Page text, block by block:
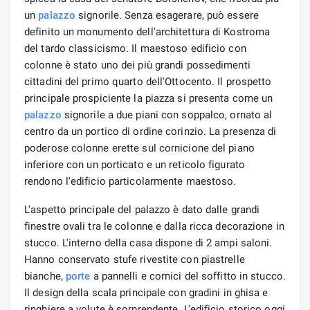
un palazzo signorile. Senza esagerare, può essere
definito un monumento dell'architettura di Kostroma
del tardo classicismo. Il maestoso edificio con
colonne è stato uno dei più grandi possedimenti
cittadini del primo quarto dell'Ottocento. Il prospetto
principale prospiciente la piazza si presenta come un
palazzo signorile a due piani con soppalco, ornato al
centro da un portico di ordine corinzio. La presenza di
poderose colonne erette sul cornicione del piano
inferiore con un porticato e un reticolo figurato
rendono l'edificio particolarmente maestoso.
L'aspetto principale del palazzo è dato dalle grandi
finestre ovali tra le colonne e dalla ricca decorazione in
stucco. L'interno della casa dispone di 2 ampi saloni.
Hanno conservato stufe rivestite con piastrelle
bianche, porte a pannelli e cornici del soffitto in stucco.
Il design della scala principale con gradini in ghisa e